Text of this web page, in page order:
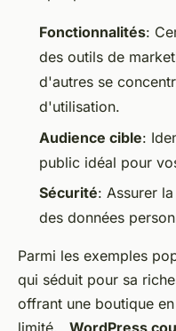
Fonctionnalités:
des outils de
d'autres se
d'utilisation.
Audience cible:
public idéal pour
Sécurité: Assurer
des données
Parmi les exemples
qui séduit pour sa
offrant une boutique